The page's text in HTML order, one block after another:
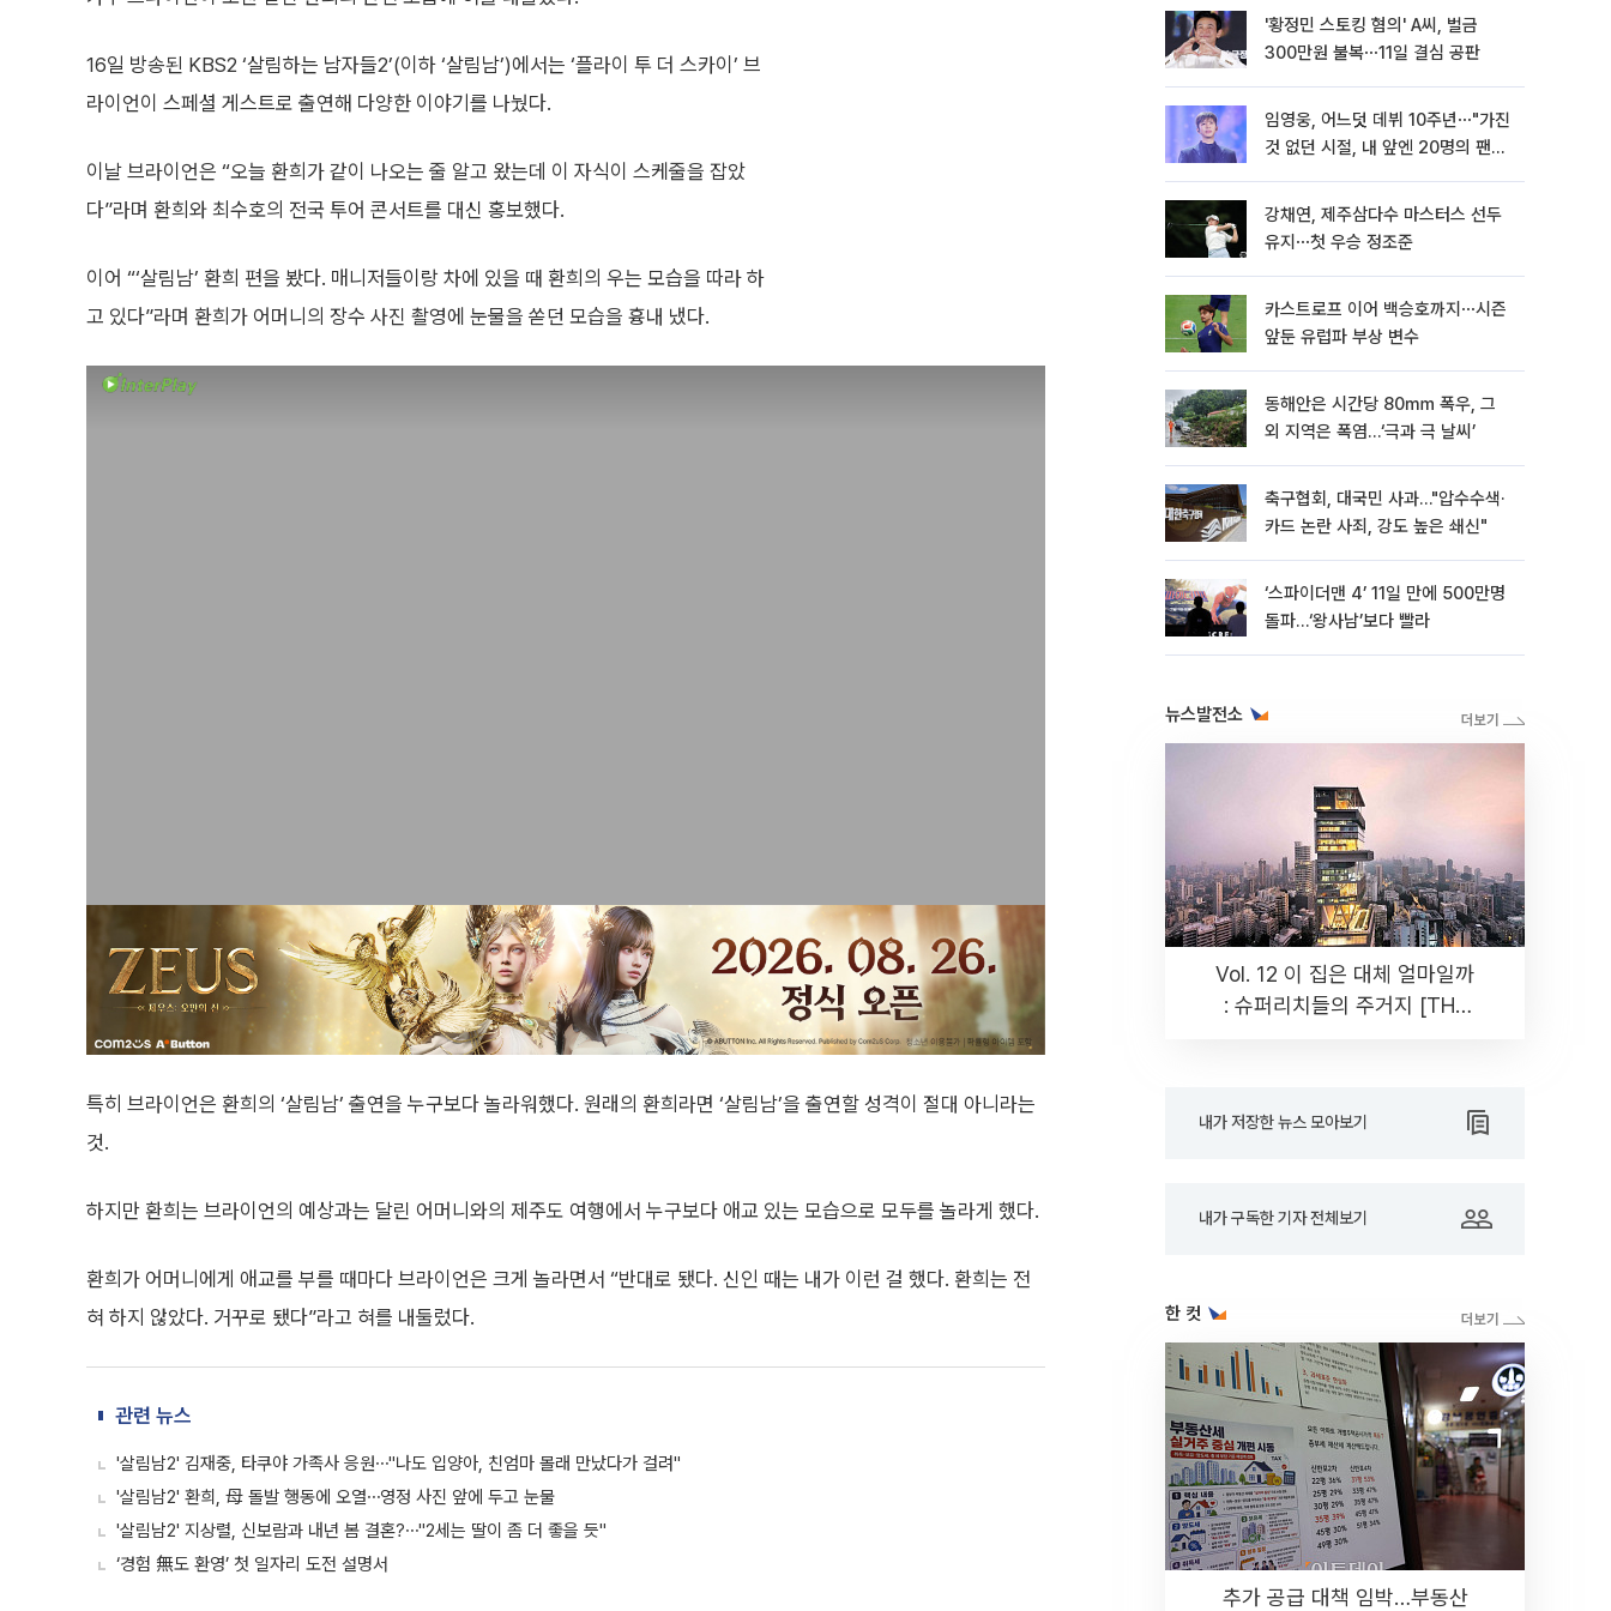
16일 방송된 KBS2 ‘살림하는 남자들2’(이하 ‘살림남’)에서는 ‘플라이 투 더 스카이’ 브
라이언이 스페셜 게스트로 출연해 다양한 이야기를 나눴다.
이날 브라이언은 “오늘 환희가 같이 나오는 줄 알고 왔는데 이 자식이 스케줄을 잡았
다”라며 환희와 최수호의 전국 투어 콘서트를 대신 홍보했다.
이어 “‘살림남’ 환희 편을 봤다. 매니저들이랑 차에 있을 때 환희의 우는 모습을 따라 하
고 있다”라며 환희가 어머니의 장수 사진 촬영에 눈물을 쏟던 모습을 흉내 냈다.
특히 브라이언은 환희의 ‘살림남’ 출연을 누구보다 놀라워했다. 원래의 환희라면 ‘살림남’을 출연할 성격이 절대 아니라는
것.
하지만 환희는 브라이언의 예상과는 달린 어머니와의 제주도 여행에서 누구보다 애교 있는 모습으로 모두를 놀라게 했다.
환희가 어머니에게 애교를 부를 때마다 브라이언은 크게 놀라면서 “반대로 됐다. 신인 때는 내가 이런 걸 했다. 환희는 전
혀 하지 않았다. 거꾸로 됐다”라고 혀를 내둘렀다.
관련 뉴스
'살림남2' 김재중, 타쿠야 가족사 응원⋯"나도 입양아, 친엄마 몰래 만났다가 걸려"
'살림남2' 환희, 母 돌발 행동에 오열⋯영정 사진 앞에 두고 눈물
'살림남2' 지상렬, 신보람과 내년 봄 결혼?⋯"2세는 딸이 좀 더 좋을 듯"
‘경험 無도 환영’ 첫 일자리 도전 설명서
'황정민 스토킹 혐의' A씨, 벌금
300만원 불복⋯11일 결심 공판
임영웅, 어느덧 데뷔 10주년⋯"가진
것 없던 시절, 내 앞엔 20명의 팬
강채연, 제주삼다수 마스터스 선두
유지⋯첫 우승 정조준
카스트로프 이어 백승호까지⋯시즌
앞둔 유럽파 부상 변수
동해안은 시간당 80㎜ 폭우, 그
외 지역은 폭염…‘극과 극 날씨’
축구협회, 대국민 사과…"압수수색·
카드 논란 사죄, 강도 높은 쇄신"
‘스파이더맨 4’ 11일 만에 500만명
돌파…‘왕사남’보다 빨라
뉴스발전소
Vol. 12 이 집은 대체 얼마일까
: 슈퍼리치들의 주거지 [THE
내가 저장한 뉴스 모아보기
내가 구독한 기자 전체보기
한 컷
추가 공급 대책 임박…부동산